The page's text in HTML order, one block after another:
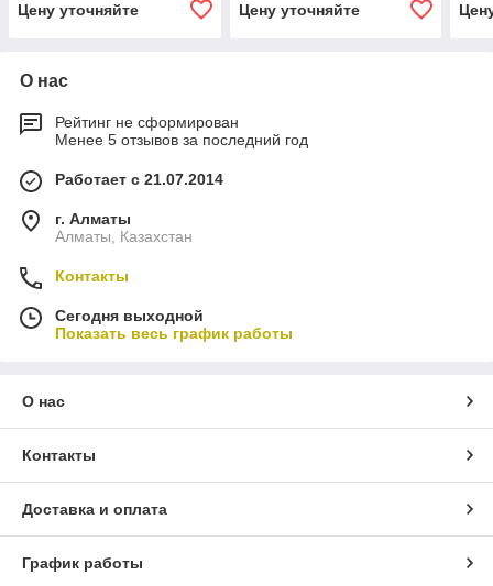
Цену уточняйте Цену уточняйте
О нас
Рейтинг не сформирован
Менее 5 отзывов за последний год
Работает с 21.07.2014
г. Алматы
Алматы, Казахстан
Контакты
Сегодня выходной
Показать весь график работы
О нас
Контакты
Доставка и оплата
График работы